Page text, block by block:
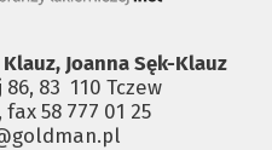
Joanna Sęk-Klauz
83 ­ 110 Tczew
58 777 01 25